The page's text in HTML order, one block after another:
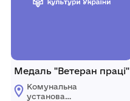
Медаль "Ветеран праці"
Комунальна
установа